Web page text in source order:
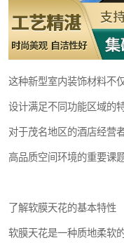
这种新型室内装饰材料不
设计满足不同功能区域的
对于茂名地区的酒店经营
高品质空间环境的重要课题
了解软膜天花的基本特性
软膜天花是一种质地柔软